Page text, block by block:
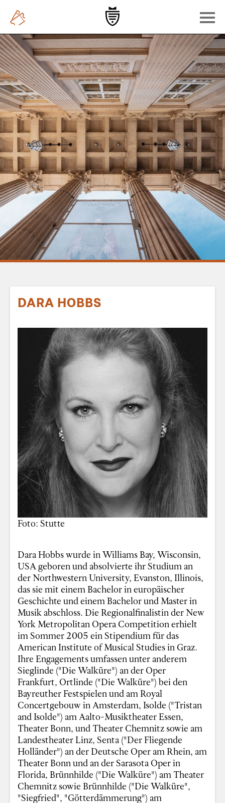
DARA HOBBS
Foto: Stutte
Dara Hobbs wurde in Williams Bay, Wisconsin,
USA geboren und absolvierte ihr Studium an
der Northwestern University, Evanston, Illinois,
das sie mit einem Bachelor in europäischer
Geschichte und einem Bachelor und Master in
Musik abschloss. Die Regionalfinalistin der New
York Metropolitan Opera Competition erhielt
im Sommer 2005 ein Stipendium für das
American Institute of Musical Studies in Graz.
Ihre Engagements umfassen unter anderem
Sieglinde ("Die Walküre") an der Oper
Frankfurt, Ortlinde ("Die Walküre") bei den
Bayreuther Festspielen und am Royal
Concertgebouw in Amsterdam, Isolde ("Tristan
and Isolde") am Aalto-Musiktheater Essen,
Theater Bonn, und Theater Chemnitz sowie am
Landestheater Linz, Senta ("Der Fliegende
Holländer") an der Deutsche Oper am Rhein, am
Theater Bonn und an der Sarasota Oper in
Florida, Brünnhilde ("Die Walküre") am Theater
Chemnitz sowie Brünnhilde ("Die Walküre",
"Siegfried", "Götterdämmerung") am